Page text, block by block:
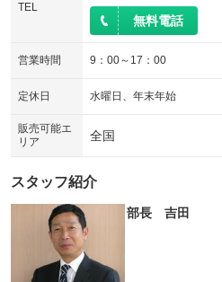
TEL
無料電話
営業時間 9：00～17：00
定休日 水曜日、年末年始
販売可能エ
リア
全国
スタッフ紹介
部長 吉田